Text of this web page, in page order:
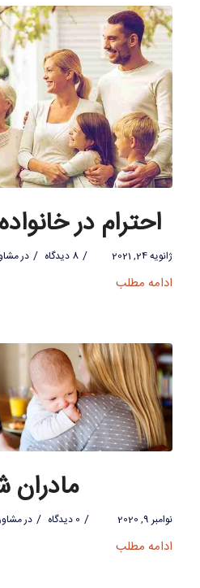
احترام در
ژانویه 24, 2021 / 8 دیدگاه / در
ادامه مطلب
مادران
نوامبر 9, 2020 / 0 دیدگاه / در
ادامه مطلب